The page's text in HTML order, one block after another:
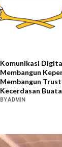
Komunikasi
Membangun
Membangun
Kecerdasan
BY ADMIN